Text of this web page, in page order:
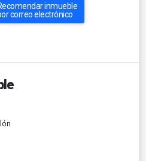
inmueble
correo electrónico